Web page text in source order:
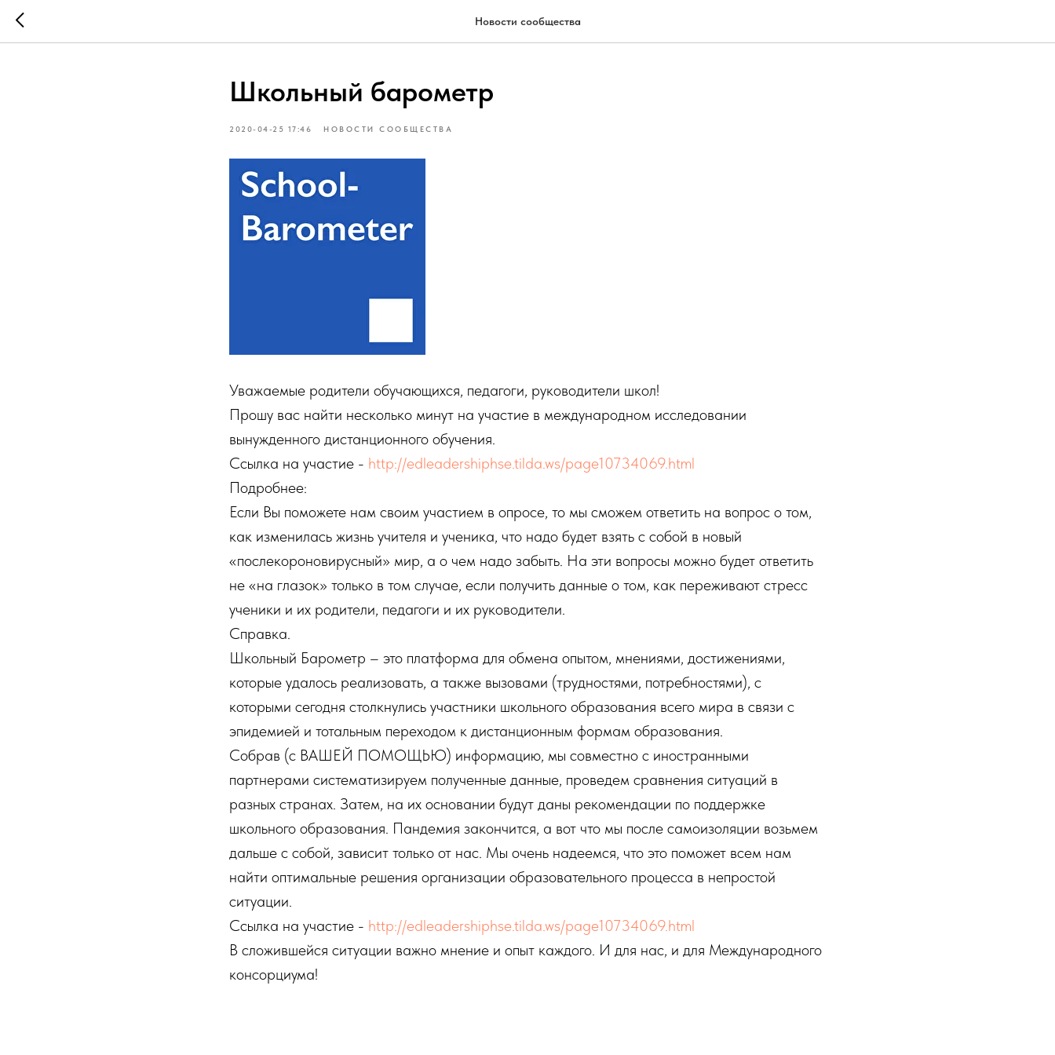
Новости сообщества
Школьный барометр
2020-04-25 17:46 НОВОСТИ СООБЩЕСТВА
Уважаемые родители обучающихся, педагоги, руководители школ!
Прошу вас найти несколько минут на участие в международном исследовании
вынужденного дистанционного обучения.
Ссылка на участие - http://edleadershiphse.tilda.ws/page10734069.html
Подробнее:
Если Вы поможете нам своим участием в опросе, то мы сможем ответить на вопрос о том,
как изменилась жизнь учителя и ученика, что надо будет взять с собой в новый
«послекороновирусный» мир, а о чем надо забыть. На эти вопросы можно будет ответить
не «на глазок» только в том случае, если получить данные о том, как переживают стресс
ученики и их родители, педагоги и их руководители.
Справка.
Школьный Барометр – это платформа для обмена опытом, мнениями, достижениями,
которые удалось реализовать, а также вызовами (трудностями, потребностями), с
которыми сегодня столкнулись участники школьного образования всего мира в связи с
эпидемией и тотальным переходом к дистанционным формам образования.
Собрав (с ВАШЕЙ ПОМОЩЬЮ) информацию, мы совместно с иностранными
партнерами систематизируем полученные данные, проведем сравнения ситуаций в
разных странах. Затем, на их основании будут даны рекомендации по поддержке
школьного образования. Пандемия закончится, а вот что мы после самоизоляции возьмем
дальше с собой, зависит только от нас. Мы очень надеемся, что это поможет всем нам
найти оптимальные решения организации образовательного процесса в непростой
ситуации.
Ссылка на участие - http://edleadershiphse.tilda.ws/page10734069.html
В сложившейся ситуации важно мнение и опыт каждого. И для нас, и для Международного
консорциума!